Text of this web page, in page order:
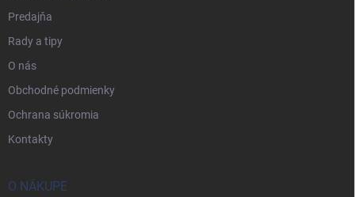
Predajňa
Rady a tipy
O nás
Obchodné podmienky
Ochrana súkromia
Kontakty
O NÁKUPE